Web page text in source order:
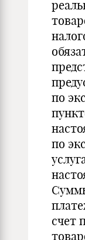
по
по
счет